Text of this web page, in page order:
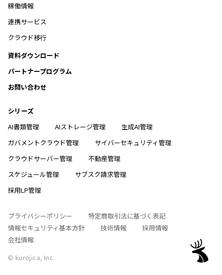
稼働情報
連携サービス
クラウド移行
資料ダウンロード
パートナープログラム
お問い合わせ
シリーズ
AI書類管理
AIストレージ管理
生成AI管理
ガバメントクラウド管理
サイバーセキュリティ管理
クラウドサーバー管理
不動産管理
スケジュール管理
サブスク請求管理
採用LP管理
プライバシーポリシー
特定商取引法に基づく表記
情報セキュリティ基本方針
技術情報
採用情報
会社情報
© kurojica, Inc.